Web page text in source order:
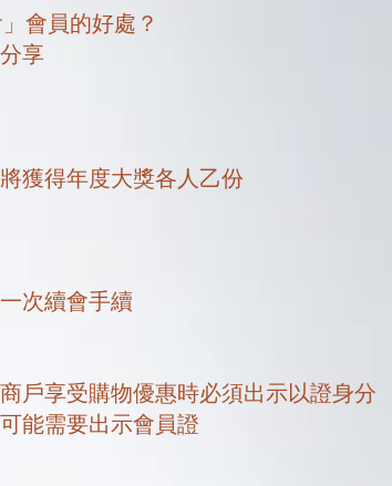
會員的好處？
享
獲得年度大獎各人乙份
次續會手續
戶享受購物優惠時必須出示以證身分
能需要出示會員證